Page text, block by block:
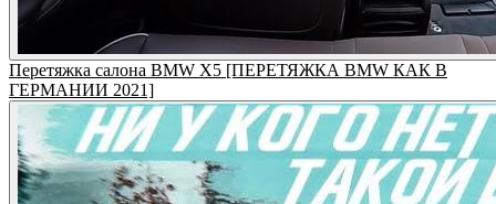
Перетяжка салона BMW X5 [ПЕРЕТЯЖКА BMW КАК В
ГЕРМАНИИ 2021]